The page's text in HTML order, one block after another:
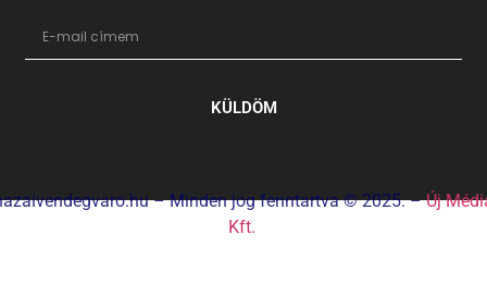
KÜLDÖM
– Minden jog fenntartva © 2025. –Új
Kft.